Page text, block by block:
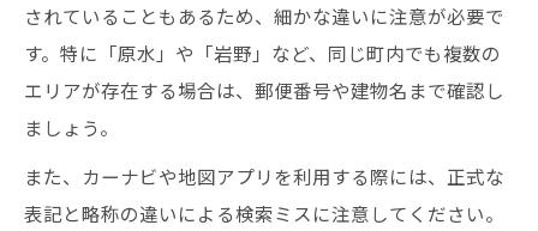
されていることもあるため、細かな違いに注意が必要で
す。特に「原水」や「岩野」など、同じ町内でも複数の
エリアが存在する場合は、郵便番号や建物名まで確認し
ましょう。
また、カーナビや地図アプリを利用する際には、正式な
表記と略称の違いによる検索ミスに注意してください。